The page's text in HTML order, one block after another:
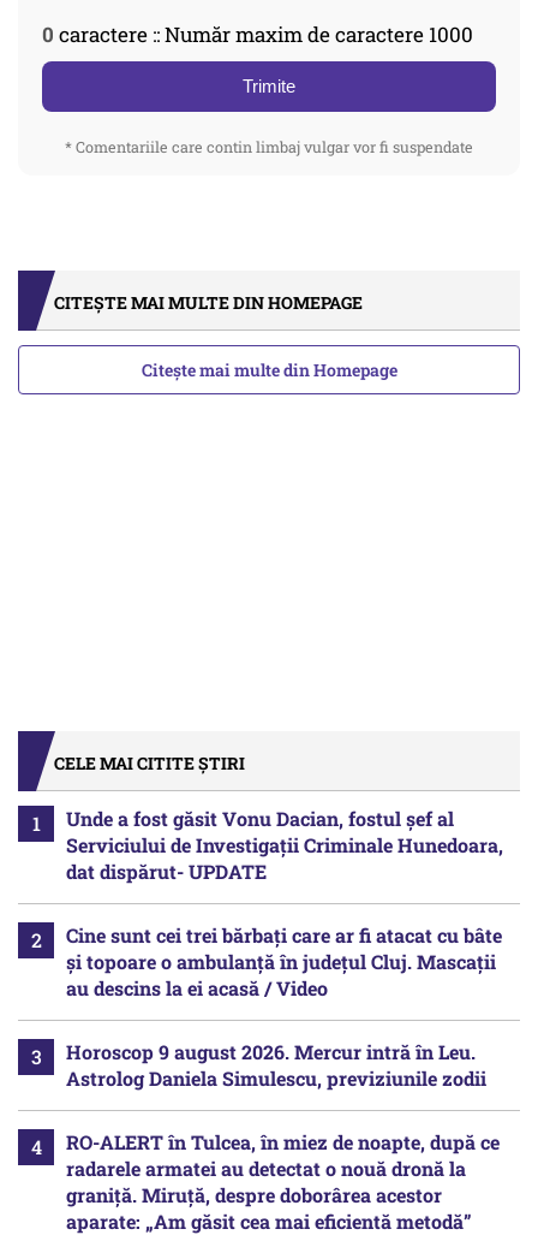
0 caractere :: Număr maxim de caractere 1000
Trimite
* Comentariile care contin limbaj vulgar vor fi suspendate
CITEȘTE MAI MULTE DIN HOMEPAGE
Citește mai multe din Homepage
CELE MAI CITITE ȘTIRI
Unde a fost găsit Vonu Dacian, fostul șef al
Serviciului de Investigații Criminale Hunedoara,
dat dispărut- UPDATE
Cine sunt cei trei bărbați care ar fi atacat cu bâte
și topoare o ambulanță în județul Cluj. Mascații
au descins la ei acasă / Video
Horoscop 9 august 2026. Mercur intră în Leu.
Astrolog Daniela Simulescu, previziunile zodii
RO-ALERT în Tulcea, în miez de noapte, după ce
radarele armatei au detectat o nouă dronă la
graniță. Miruță, despre doborârea acestor
aparate: „Am găsit cea mai eficientă metodă”